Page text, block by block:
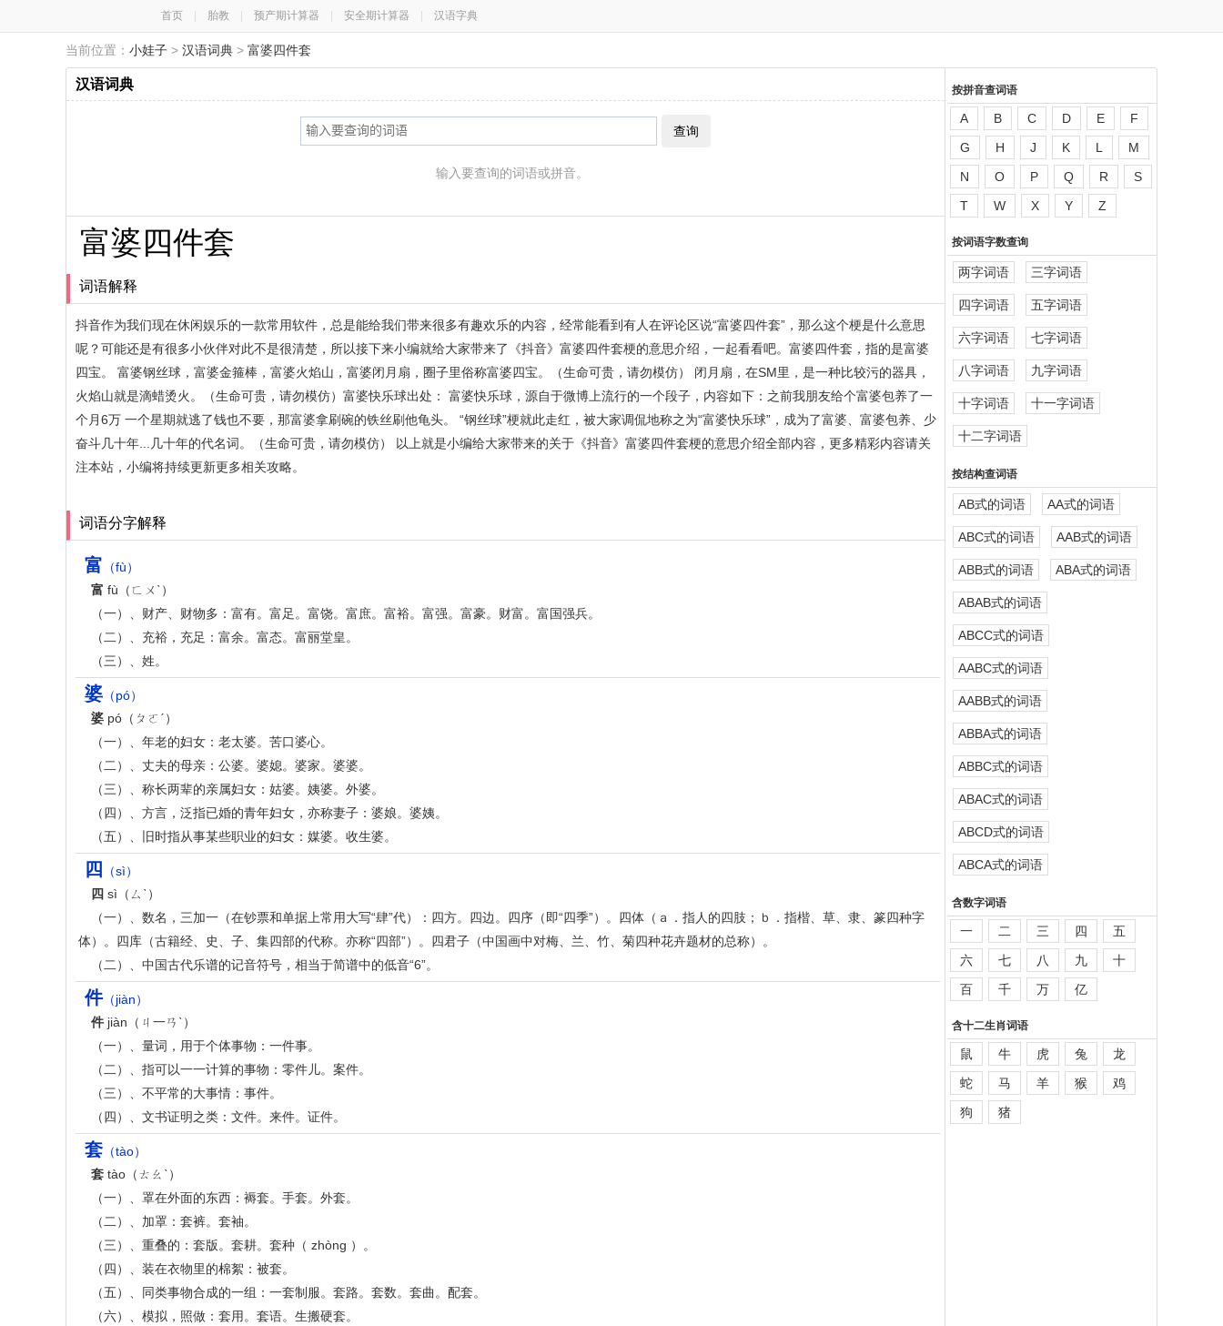
首页 胎教 预产期计算器 安全期计算器 汉语字典
当前位置： 小娃子 > 汉语词典 > 富婆四件套
汉语词典
查询
输入要查询的词语或拼音。
富婆四件套
词语解释
抖音作为我们现在休闲娱乐的一款常用软件，总是能给我们带来很多有趣欢乐的内容，经常能看到有人在评论区说“富婆四件套”，那么这个梗是什么意思
呢？可能还是有很多小伙伴对此不是很清楚，所以接下来小编就给大家带来了《抖音》富婆四件套梗的意思介绍，一起看看吧。富婆四件套，指的是富婆
四宝。 富婆钢丝球，富婆金箍棒，富婆火焰山，富婆闭月扇，圈子里俗称富婆四宝。（生命可贵，请勿模仿） 闭月扇，在SM里，是一种比较污的器具，
火焰山就是滴蜡烫火。（生命可贵，请勿模仿）富婆快乐球出处： 富婆快乐球，源自于微博上流行的一个段子，内容如下：之前我朋友给个富婆包养了一
个月6万 一个星期就逃了钱也不要，那富婆拿刷碗的铁丝刷他龟头。 “钢丝球”梗就此走红，被大家调侃地称之为“富婆快乐球”，成为了富婆、富婆包养、少
奋斗几十年...几十年的代名词。（生命可贵，请勿模仿） 以上就是小编给大家带来的关于《抖音》富婆四件套梗的意思介绍全部内容，更多精彩内容请关
注本站，小编将持续更新更多相关攻略。
词语分字解释
富 （fù）
富 fù（ㄈㄨˋ）
（一）、财产、财物多：富有。富足。富饶。富庶。富裕。富强。富豪。财富。富国强兵。
（二）、充裕，充足：富余。富态。富丽堂皇。
（三）、姓。
婆 （pó）
婆 pó（ㄆㄛˊ）
（一）、年老的妇女：老太婆。苦口婆心。
（二）、丈夫的母亲：公婆。婆媳。婆家。婆婆。
（三）、称长两辈的亲属妇女：姑婆。姨婆。外婆。
（四）、方言，泛指已婚的青年妇女，亦称妻子：婆娘。婆姨。
（五）、旧时指从事某些职业的妇女：媒婆。收生婆。
四
（sì）
四 sì（ㄙˋ）
（一）、数名，三加一（在钞票和单据上常用大写“肆”代）：四方。四边。四序（即“四季”）。四体（ａ．指人的四肢；ｂ．指楷、草、隶、篆四种字
体）。四库（古籍经、史、子、集四部的代称。亦称“四部”）。四君子（中国画中对梅、兰、竹、菊四种花卉题材的总称）。
（二）、中国古代乐谱的记音符号，相当于简谱中的低音“6”。
件（jiàn）
件 jiàn（ㄐ一ㄢˋ）
（一）、量词，用于个体事物：一件事。
（二）、指可以一一计算的事物：零件儿。案件。
（三）、不平常的大事情：事件。
（四）、文书证明之类：文件。来件。证件。
套（tào）
套 tào（ㄊㄠˋ）
（一）、罩在外面的东西：褥套。手套。外套。
（二）、加罩：套裤。套袖。
（三）、重叠的：套版。套耕。套种（ zhòng ）。
（四）、装在衣物里的棉絮：被套。
（五）、同类事物合成的一组：一套制服。套路。套数。套曲。配套。
（六）、模拟，照做：套用。套语。生搬硬套。
按拼音查词语
A B C D E
F
G
H J K L
M
N
O P Q R
S
T
W X Y Z
按词语字数查询
两字词语 三字词语
四字词语 五字词语
六字词语 七字词语
八字词语 九字词语
十字词语 十一字词语
十二字词语
按结构查词语
AB式的词语 AA式的词语
ABC式的词语 AAB式的词语
ABB式的词语 ABA式的词语
ABAB式的词语
ABCC式的词语
AABC式的词语
AABB式的词语
ABBA式的词语
ABBC式的词语
ABAC式的词语
ABCD式的词语
ABCA式的词语
含数字词语
一 二 三 四
五
六
七 八 九
十
百
千 万 亿
含十二生肖词语
鼠 牛 虎 兔
龙
蛇
马 羊 猴
鸡
狗
猪